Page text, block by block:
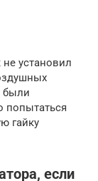
установил
были
попытаться
гайку
если